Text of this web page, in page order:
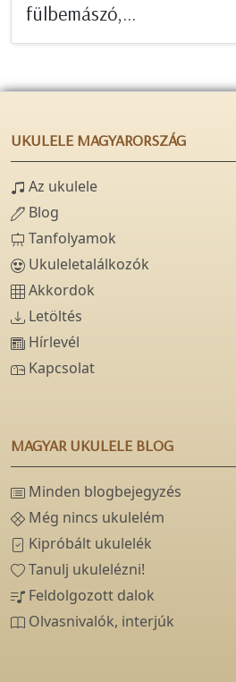
fülbemászó,...
UKULELE MAGYARORSZÁG
Az ukulele
Blog
Tanfolyamok
Ukuleletalálkozók
Akkordok
Letöltés
Hírlevél
Kapcsolat
MAGYAR UKULELE BLOG
Minden blogbejegyzés
Még nincs ukulelém
Kipróbált ukulelék
Tanulj ukulelézni!
Feldolgozott dalok
Olvasnivalók, interjúk